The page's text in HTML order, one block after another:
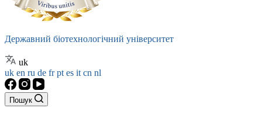
Державний біотехнологічний університет
uk
uk en ru de frpt es it cn nl
Пошук